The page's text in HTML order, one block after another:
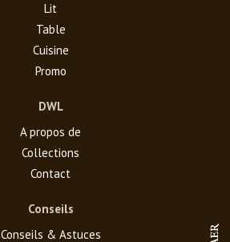
Lit
Table
Cuisine
Promo
DWL
A propos de
Collections
Contact
Conseils
Conseils & Astuces